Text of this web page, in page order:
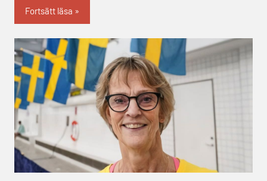
Fortsätt läsa